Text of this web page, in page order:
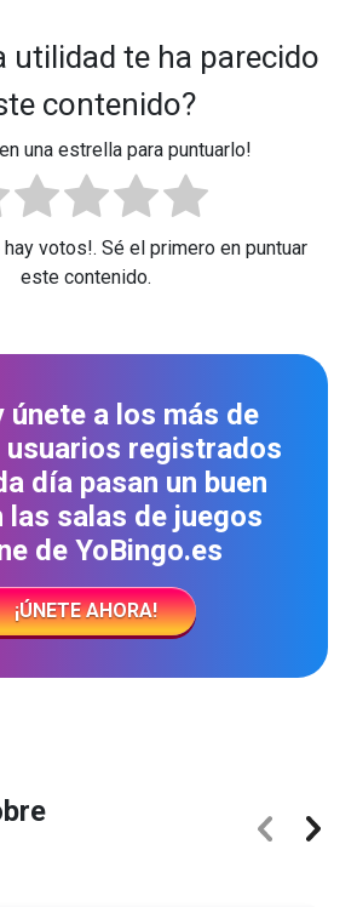
utilidad te ha parecido
contenido?
una estrella para puntuarlo!
hay votos!. Sé el primero en puntuar
este contenido.
únete a los más de
usuarios registrados
día pasan un buen
las salas de juegos
de YoBingo.es
¡ÚNETE AHORA!